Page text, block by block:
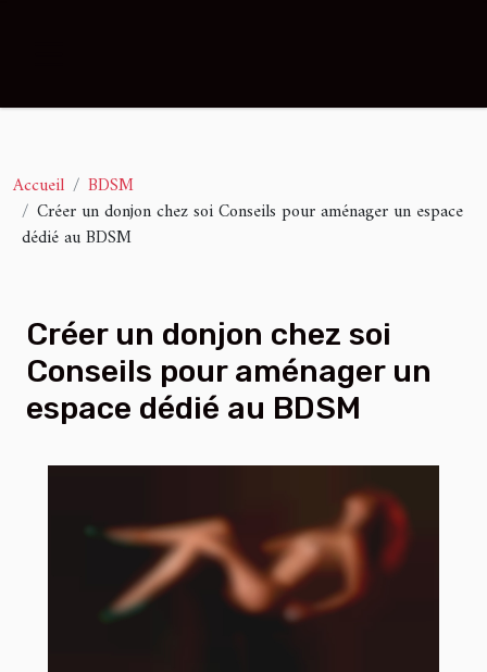
Accueil
BDSM
Créer un donjon chez soi Conseils pour aménager un espace
dédié au BDSM
Créer un donjon chez soi
Conseils pour aménager un
espace dédié au BDSM